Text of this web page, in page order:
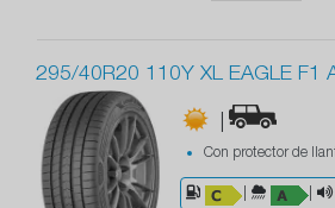
295/40R20 110Y XL EAGLE F1
|
Con protector de